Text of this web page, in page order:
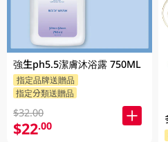
強生ph5.5潔膚沐浴露 750ML
指定品牌送贈品
指定分類送贈品
$32.00
$22.00